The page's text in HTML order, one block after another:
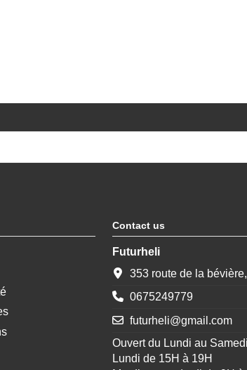
Contact us
Futurheli
353 route de la
0675249779
futurheli@gmail.com
Ouvert du Lundi au Samedi
Lundi de 15H à 19H